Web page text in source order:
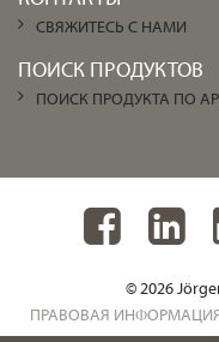
СВЯЖИТЕСЬ С НАМИ
ПОИСК ПРОДУКТОВ
ПОИСК ПРОДУКТА ПО
© 2026
ПРАВОВАЯ